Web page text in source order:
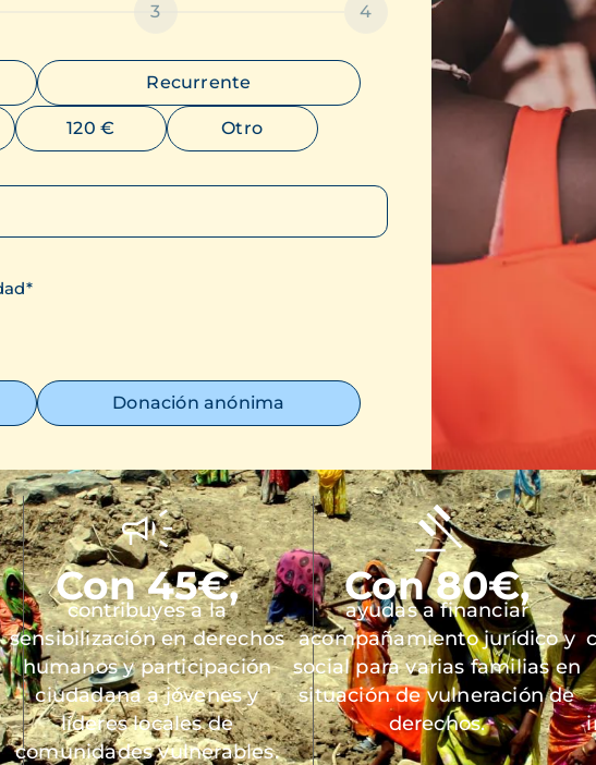
3 4
Recurrente
120 €
Otro
*
Donación anónima
Con 45€,
contribuyes a la
sensibilización en derechos
humanos y participación
ciudadana a jóvenes y
líderes locales de
comunidades vulnerables.
Con 80€,
ayudas a financiar
acompañamiento jurídico y
social para varias familias en
situación de vulneración de
derechos.